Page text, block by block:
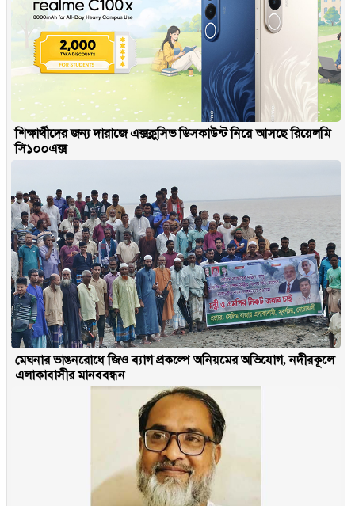
শিক্ষার্থীদের জন্য দারাজে এক্সক্লুসিভ ডিসকাউন্ট নিয়ে আসছে রিয়েলমি
সি১০০এক্স
মেঘনার ভাঙনরোধে জিও ব্যাগ প্রকল্পে অনিয়মের অভিযোগ, নদীরকূলে
এলাকাবাসীর মানববন্ধন